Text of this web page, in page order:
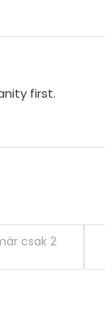
first.
csak 2